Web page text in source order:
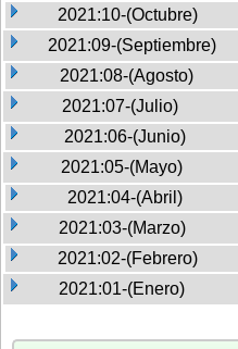
2021:10-(Octubre)
2021:09-(Septiembre)
2021:08-(Agosto)
2021:07-(Julio)
2021:06-(Junio)
2021:05-(Mayo)
2021:04-(Abril)
2021:03-(Marzo)
2021:02-(Febrero)
2021:01-(Enero)